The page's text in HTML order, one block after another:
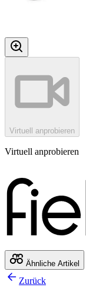
Virtuell anprobieren
Virtuell anprobieren
Ähnliche Artikel
Zurück